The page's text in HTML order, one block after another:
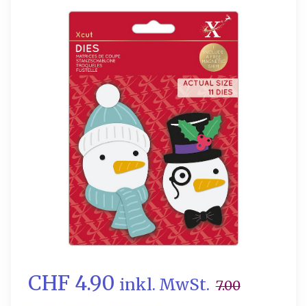
CHF 4.90 inkl. MwSt. 7.00